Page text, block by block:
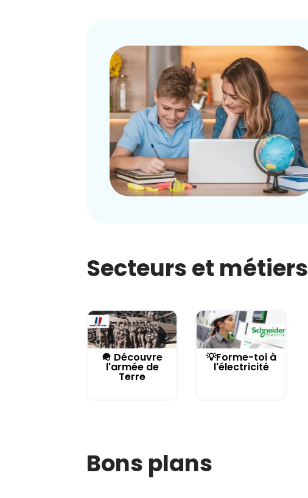
Secteurs et métiers
🪖 Découvre
l'armée de
Terre
💡Forme-toi à
l'électricité
Bons plans